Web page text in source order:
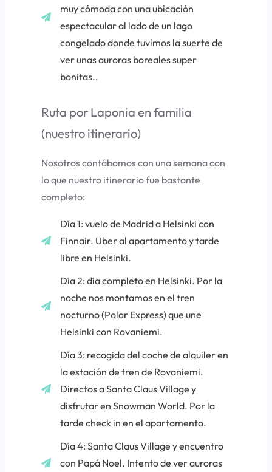
muy cómoda con una ubicación
espectacular al lado de un lago
congelado donde tuvimos la suerte de
ver unas auroras boreales super
bonitas..
Ruta por Laponia en familia
(nuestro itinerario)
Nosotros contábamos con una semana con
lo que nuestro itinerario fue bastante
completo:
Día 1: vuelo de Madrid a Helsinki con
Finnair. Uber al apartamento y tarde
libre en Helsinki.
Día 2: día completo en Helsinki. Por la
noche nos montamos en el tren
nocturno (Polar Express) que une
Helsinki con Rovaniemi.
Día 3: recogida del coche de alquiler en
la estación de tren de Rovaniemi.
Directos a Santa Claus Village y
disfrutar en Snowman World. Por la
tarde check in en el apartamento.
Día 4: Santa Claus Village y encuentro
con Papá Noel. Intento de ver auroras